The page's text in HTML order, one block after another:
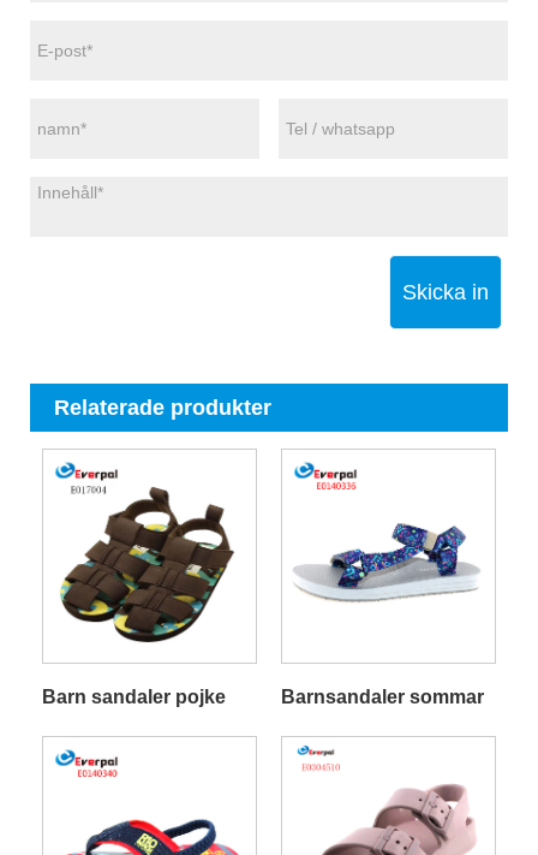
Skicka in
Relaterade produkter
Barn sandaler pojke Barnsandaler sommar